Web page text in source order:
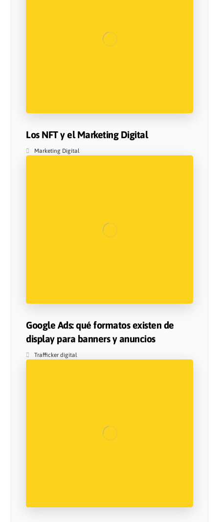
Los NFT y el Marketing Digital
Marketing Digital
Google Ads: qué formatos existen de
display para banners y anuncios
Trafficker digital